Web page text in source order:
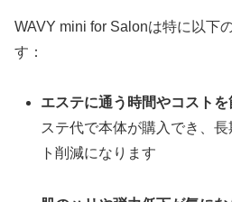
WAVY mini for Salonは特に以下
す：
エステに通う時間やコスト
ステ代で本体が購入でき、
ト削減になります